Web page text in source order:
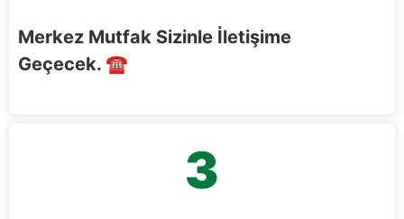
Merkez Mutfak Sizinle İletişime
Geçecek. ☎️
3